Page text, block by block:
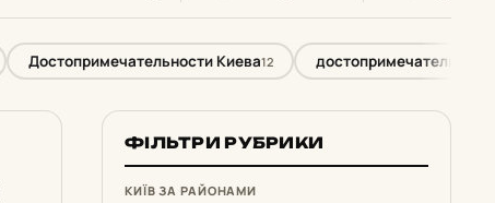
Достопримечательности Киева12
ФІЛЬТРИ РУБРИКИ
КИЇВ ЗА РАЙОНАМИ